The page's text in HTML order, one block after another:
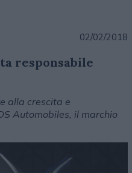
02/02/2018
responsabile
alla crescita e
Automobiles, il marchio